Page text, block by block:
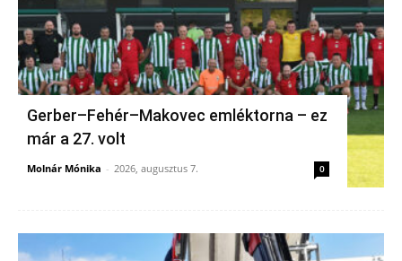
Gerber–Fehér–Makovec emléktorna – ez
már a 27. volt
Molnár Mónika - 2026, augusztus 7. 0